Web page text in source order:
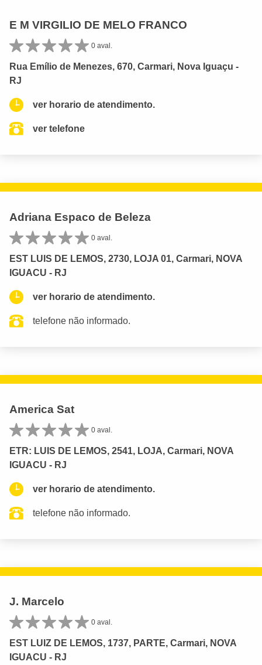
E M VIRGILIO DE MELO FRANCO
0 aval.
Rua Emílio de Menezes, 670, Carmari, Nova Iguaçu -
RJ
ver horario de atendimento.
ver telefone
Adriana Espaco de Beleza
0 aval.
EST LUIS DE LEMOS, 2730, LOJA 01, Carmari, NOVA
IGUACU - RJ
ver horario de atendimento.
telefone não informado.
America Sat
0 aval.
ETR: LUIS DE LEMOS, 2541, LOJA, Carmari, NOVA
IGUACU - RJ
ver horario de atendimento.
telefone não informado.
J. Marcelo
0 aval.
EST LUIZ DE LEMOS, 1737, PARTE, Carmari, NOVA
IGUACU - RJ